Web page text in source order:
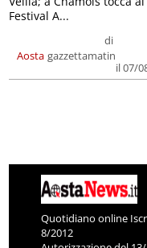
Aosta
di
gazzettamatin
il 07/
Festival A...
Quotidiano online
8/2012